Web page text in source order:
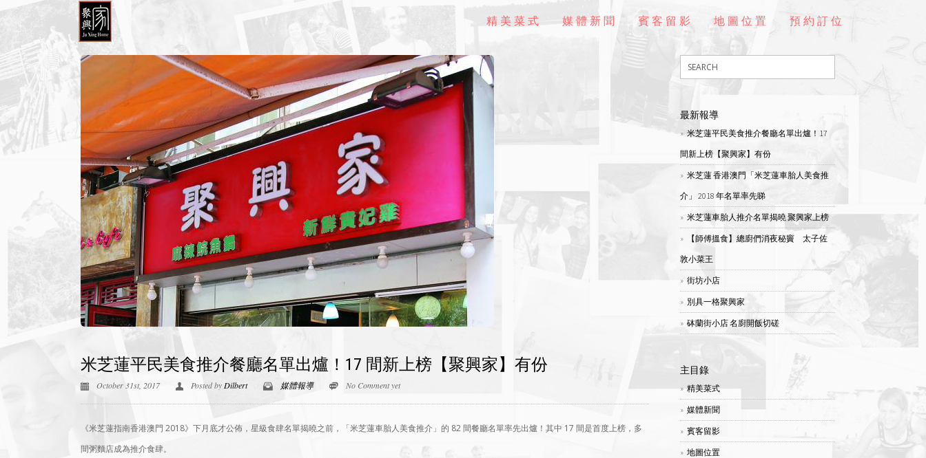
精美菜式 媒體新聞 賓客留影 地圖位置 預約訂位
米芝蓮平民美食推介餐廳名單出爐！17 間新上榜【聚興家】有份
October 31st, 2017 Posted by Dilbert 媒體報導 No Comment yet
《米芝蓮指南香港澳門 2018》下月底才公佈，星級食肆名單揭曉之前，「米芝蓮車胎人美食推介」的 82 間餐廳名單率先出爐！其中 17 間是首度上榜，多
間粥麵店成為推介食肆。
最新報導
米芝蓮平民美食推介餐廳名單出爐！17
間新上榜【聚興家】有份
米芝蓮 香港澳門「米芝蓮車胎人美食推
介」 2018 年名單率先睇
米芝蓮車胎人推介名單揭曉 聚興家上榜
【師傅搵食】總廚們消夜秘竇 太子佐
敦小菜王
街坊小店
別具一格聚興家
砵蘭街小店 名廚開飯切磋
主目錄
精美菜式
媒體新聞
賓客留影
地圖位置